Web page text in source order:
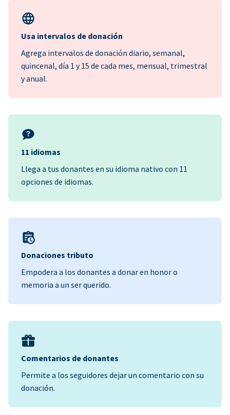
Usa intervalos de donación
Agrega intervalos de donación diario, semanal,
quincenal, día 1 y 15 de cada mes, mensual, trimestral
y anual.
11 idiomas
Llega a tus donantes en su idioma nativo con 11
opciones de idiomas.
Donaciones tributo
Empodera a los donantes a donar en honor o
memoria a un ser querido.
Comentarios de donantes
Permite a los seguidores dejar un comentario con su
donación.